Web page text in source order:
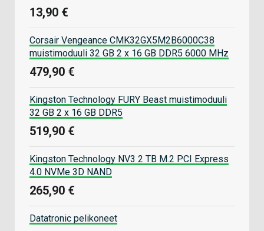
13,90 €
Corsair Vengeance CMK32GX5M2B6000C38
muistimoduuli 32 GB 2 x 16 GB DDR5 6000 MHz
479,90 €
Kingston Technology FURY Beast muistimoduuli
32 GB 2 x 16 GB DDR5
519,90 €
Kingston Technology NV3 2 TB M.2 PCI Express
4.0 NVMe 3D NAND
265,90 €
Datatronic pelikoneet